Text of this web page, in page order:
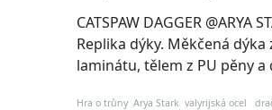
CATSPAW DAGGER @ARYA
Replika dýky. Měkčená
laminátu, tělem z PU pěny
Hra o trůny Arya Stark valyrijská ocel